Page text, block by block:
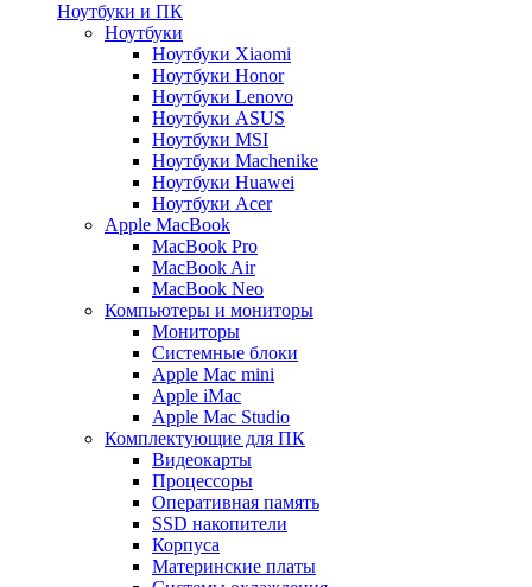
Ноутбуки и ПК
Ноутбуки
Ноутбуки Xiaomi
Ноутбуки Honor
Ноутбуки Lenovo
Ноутбуки ASUS
Ноутбуки MSI
Ноутбуки Machenike
Ноутбуки Huawei
Ноутбуки Acer
Apple MacBook
MacBook Pro
MacBook Air
MacBook Neo
Компьютеры и мониторы
Мониторы
Системные блоки
Apple Mac mini
Apple iMac
Apple Mac Studio
Комплектующие для ПК
Видеокарты
Процессоры
Оперативная память
SSD накопители
Корпуса
Материнские платы